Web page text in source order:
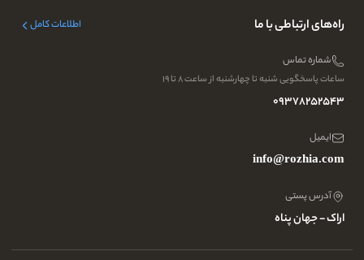
راه‌های ارتباطی با ما اطلاعات کامل
شماره تماس
ساعات پاسخگویی شنبه تا چهارشنبه از ساعت ۸ تا ۱۹
09378252543
ایمیل
info@rozhia.com
آدرس پستی
اراک - جهان پناه